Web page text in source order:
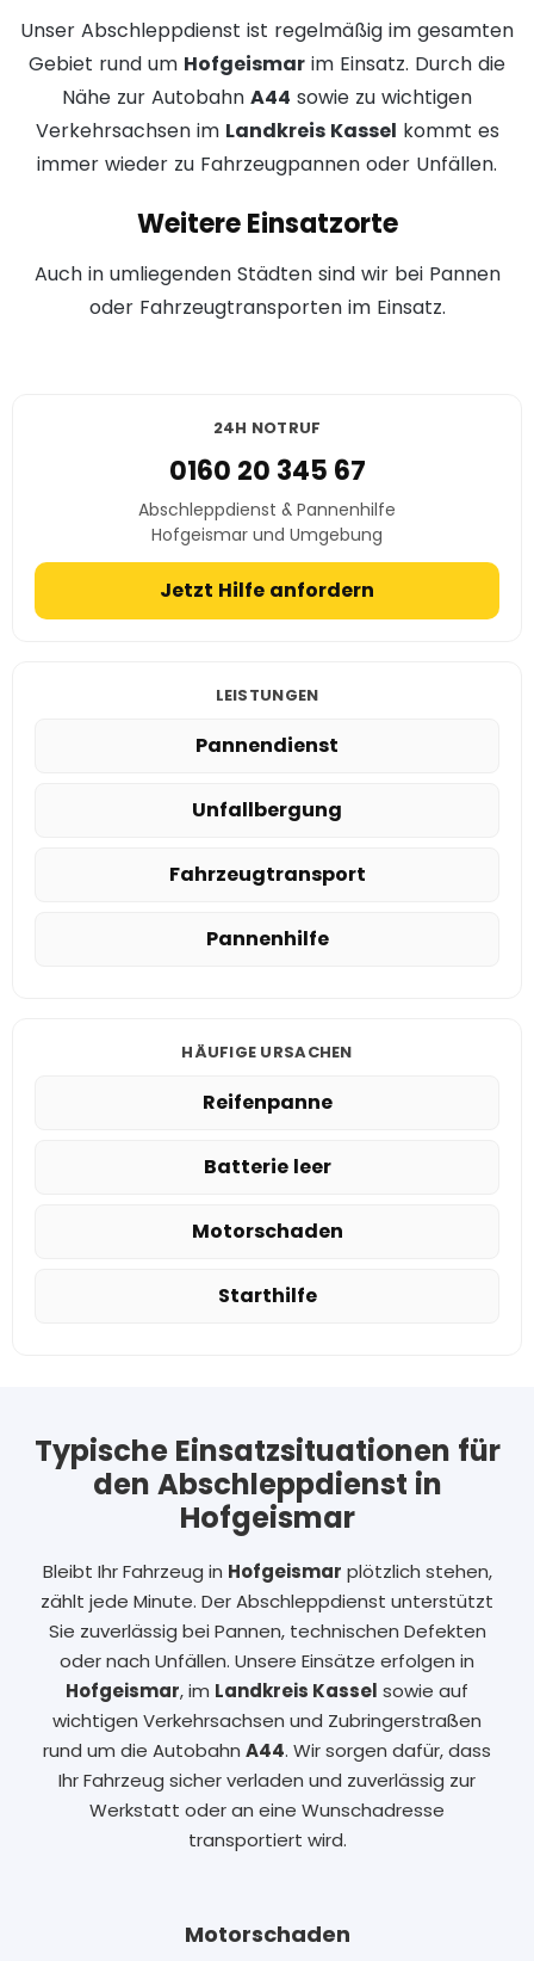
Unser Abschleppdienst ist regelmäßig im gesamten
Gebiet rund um Hofgeismar im Einsatz. Durch die
Nähe zur Autobahn A44 sowie zu wichtigen
Verkehrsachsen im Landkreis Kassel kommt es
immer wieder zu Fahrzeugpannen oder Unfällen.
Weitere Einsatzorte
Auch in umliegenden Städten sind wir bei Pannen
oder Fahrzeugtransporten im Einsatz.
24H NOTRUF
0160 20 345 67
Abschleppdienst & Pannenhilfe
Hofgeismar und Umgebung
Jetzt Hilfe anfordern
LEISTUNGEN
Pannendienst
Unfallbergung
Fahrzeugtransport
Pannenhilfe
HÄUFIGE URSACHEN
Reifenpanne
Batterie leer
Motorschaden
Starthilfe
Typische Einsatzsituationen für
den Abschleppdienst in
Hofgeismar
Bleibt Ihr Fahrzeug in Hofgeismar plötzlich stehen,
zählt jede Minute. Der Abschleppdienst unterstützt
Sie zuverlässig bei Pannen, technischen Defekten
oder nach Unfällen. Unsere Einsätze erfolgen in
Hofgeismar, im Landkreis Kassel sowie auf
wichtigen Verkehrsachsen und Zubringerstraßen
rund um die Autobahn A44. Wir sorgen dafür, dass
Ihr Fahrzeug sicher verladen und zuverlässig zur
Werkstatt oder an eine Wunschadresse
transportiert wird.
Motorschaden